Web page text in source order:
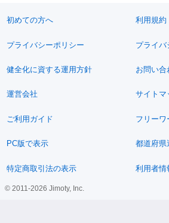
初めての方へ 利用規約
プライバシーポリシー プライバ
健全化に資する運用方針 お問い合
運営会社 サイトマ
ご利用ガイド フリーワ
PC版で表示 都道府県
特定商取引法の表示 利用者情
© 2011-2026 Jimoty, Inc.